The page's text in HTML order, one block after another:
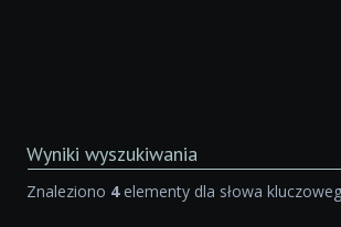
Wyniki wyszukiwania
Znaleziono 4elementy dla słowa